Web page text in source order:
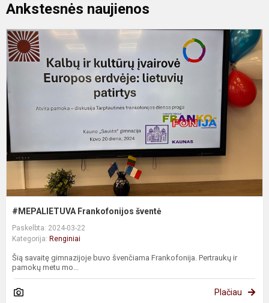
Ankstesnės naujienos
#MEPALIETUVA Frankofonijos šventė
Paskelbta: 2024-03-22
Kategorija: Renginiai
Šią savaitę gimnazijoje buvo švenčiama Frankofonija. Pertraukų ir
pamokų metu mo...
Plačiau